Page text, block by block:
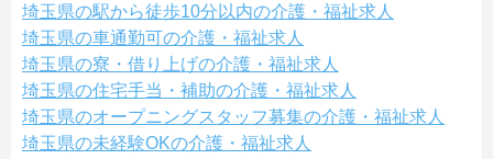
埼玉県の駅から徒歩10分以内の介護・福祉求人
埼玉県の車通勤可の介護・福祉求人
埼玉県の寮・借り上げの介護・福祉求人
埼玉県の住宅手当・補助の介護・福祉求人
埼玉県のオープニングスタッフ募集の介護・福祉求人
埼玉県の未経験OKの介護・福祉求人